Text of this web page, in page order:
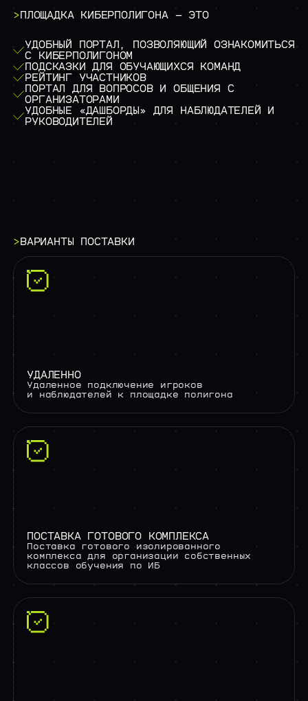
>ПЛОЩАДКА КИБЕРПОЛИГОНА — ЭТО
УДОБНЫЙ ПОРТАЛ, ПОЗВОЛЯЮЩИЙ ОЗНАКОМИТЬСЯ
С КИБЕРПОЛИГОНОМ
ПОДСКАЗКИ ДЛЯ ОБУЧАЮЩИХСЯ КОМАНД
РЕЙТИНГ УЧАСТНИКОВ
ПОРТАЛ ДЛЯ ВОПРОСОВ И ОБЩЕНИЯ С
ОРГАНИЗАТОРАМИ
УДОБНЫЕ «ДАШБОРДЫ» ДЛЯ НАБЛЮДАТЕЛЕЙ И
РУКОВОДИТЕЛЕЙ
>ВАРИАНТЫ ПОСТАВКИ
УДАЛЕННО
Удаленное подключение игроков
и наблюдателей к площадке полигона
ПОСТАВКА ГОТОВОГО КОМПЛЕКСА
Поставка готового изолированного
комплекса для организации собственных
классов обучения по ИБ